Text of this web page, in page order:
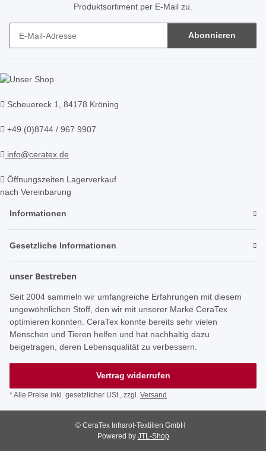
Produktsortiment per E-Mail zu.
Abonnieren
Scheuereck 1, 84178 Kröning
+49 (0)8744 / 967 9907
info@ceratex.de
Öffnungszeiten Lagerverkauf
nach Vereinbarung
Informationen
Gesetzliche Informationen
unser Bestreben
Seit 2004 sammeln wir umfangreiche Erfahrungen mit diesem
ungewöhnlichen Stoff, den wir mit unserer Marke CeraTex
optimieren konnten. CeraTex konnte bereits sehr vielen
Menschen und Tieren helfen und hat nachhaltig dazu
beigetragen, deren Lebensqualität zu verbessern.
Vertrag widerrufen
* Alle Preise inkl. gesetzlicher USt., zzgl. Versand
© CeraTex Infrarot-Textilien GmbH
Powered by JTL-Shop